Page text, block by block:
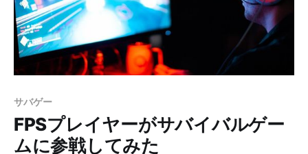
はRancher Desktop v1.1.0の話です。それ以降のバージ
ョンで改善されている可能性はあります。 最大の理由
『Railsアプリケーションでのファイル変更検知が正常に
機能しない』 これです。 正確にいえば、時間がかかる
だけで、待っていればそのうち変更が反映されるんです
てました。 Rancher Desktopにしてから何か変な挙動を
感じ
サバゲー
FPSプレイヤーがサバイバルゲー
ムに参戦してみた